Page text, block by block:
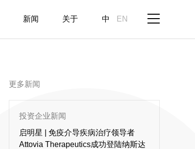
中 EN
新闻 关于
更多新闻
投资企业新闻
启明星 | 免疫介导疾病治疗领导者
Attovia Therapeutics成功登陆纳斯达